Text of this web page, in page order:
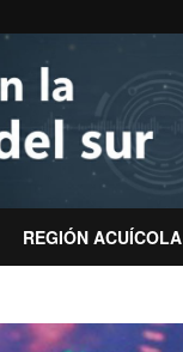
REGIÓN ACUÍCOLA